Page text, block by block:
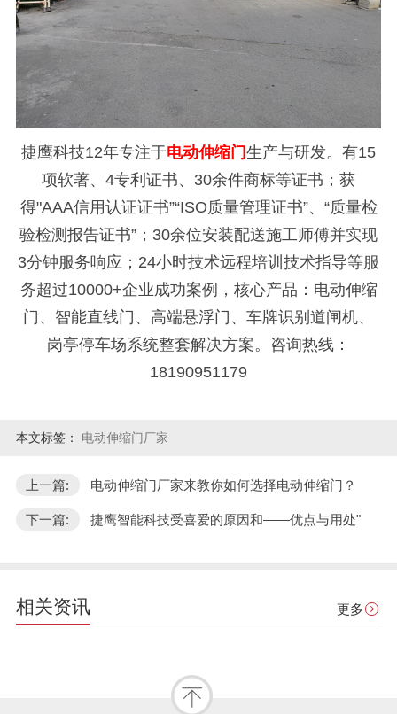
捷鹰科技12年专注于电动伸缩门生产与研发。有15
项软著、 4专利证书、30余件商标等证书；获
得"AAA信用认证证书”“ISO质量管理证书”、“质量检
验检测报告证书”；30余位安装配送施工师傅并实现
3分钟服务响应；24小时技术远程培训技术指导等服
务超过10000+企业成功案例，核心产品：电动伸缩
门、智能直线门、高端悬浮门、车牌识别道闸机、
岗亭停车场系统整套解决方案。咨询热线：
18190951179
本文标签： 电动伸缩门厂家
上一篇: 电动伸缩门厂家来教你如何选择电动伸缩门？
下一篇: 捷鹰智能科技受喜爱的原因和——优点与用处"
相关资讯 更多